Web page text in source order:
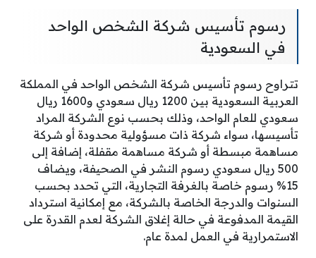
رسوم تأسيس شركة الشخص الواحد
في السعودية
تتراوح رسوم تأسيس شركة الشخص الواحد في المملكة
العربية السعودية بين 1200 ريال سعودي و1600 ريال
سعودي للعام الواحد، وذلك بحسب نوع الشركة المراد
تأسيسها، سواء شركة ذات مسؤولية محدودة أو شركة
مساهمة مبسطة أو شركة مساهمة مقفلة، إضافة إلى
500 ريال سعودي رسوم النشر في الصحيفة، ويضاف
15% رسوم خاصة بالغرفة التجارية، التي تحدد بحسب
السنوات والدرجة الخاصة بالشركة، مع إمكانية استرداد
القيمة المدفوعة في حالة إغلاق الشركة لعدم القدرة على
الاستمرارية في العمل لمدة عام.